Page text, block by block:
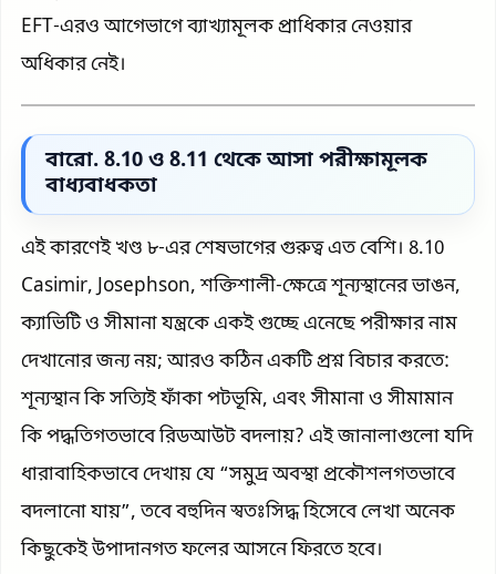
EFT-এরও আগেভাগে ব্যাখ্যামূলক প্রাধিকার নেওয়ার
অধিকার নেই।
বারো. 8.10 ও 8.11 থেকে আসা পরীক্ষামূলক
বাধ্যবাধকতা
এই কারণেই খণ্ড ৮-এর শেষভাগের গুরুত্ব এত বেশি। 8.10
Casimir, Josephson, শক্তিশালী-ক্ষেত্রে শূন্যস্থানের ভাঙন,
ক্যাভিটি ও সীমানা যন্ত্রকে একই গুচ্ছে এনেছে পরীক্ষার নাম
দেখানোর জন্য নয়; আরও কঠিন একটি প্রশ্ন বিচার করতে:
শূন্যস্থান কি সত্যিই ফাঁকা পটভূমি, এবং সীমানা ও সীমামান
কি পদ্ধতিগতভাবে রিডআউট বদলায়? এই জানালাগুলো যদি
ধারাবাহিকভাবে দেখায় যে “সমুদ্র অবস্থা প্রকৌশলগতভাবে
বদলানো যায়”, তবে বহুদিন স্বতঃসিদ্ধ হিসেবে লেখা অনেক
কিছুকেই উপাদানগত ফলের আসনে ফিরতে হবে।